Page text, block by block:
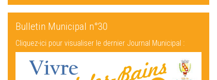
Bulletin Municipal n°30
Cliquez-ici pour visualiser le dernier Journal Municipal :